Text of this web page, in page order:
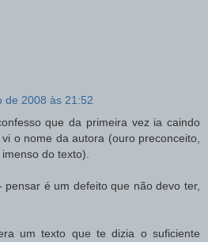
de 2008 às 21:52
que da primeira vez ia caindo
o nome da autora (ouro preconceito,
do texto).
pensar é um defeito que não devo ter,
um texto que te dizia o suficiente